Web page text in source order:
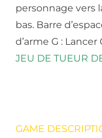
personnage vers
bas. Barre
d’arme G : Lancer
JEU DE TUEUR
GAME